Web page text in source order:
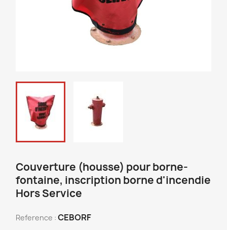
Couverture (housse) pour borne-
fontaine, inscription borne d'incendie
Hors Service
Reference : CEBORF